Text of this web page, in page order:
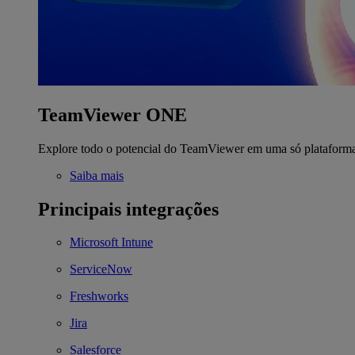
TeamViewer ONE
Explore todo o potencial do TeamViewer em uma só
Saiba mais
Principais integrações
Microsoft Intune
ServiceNow
Freshworks
Jira
Salesforce